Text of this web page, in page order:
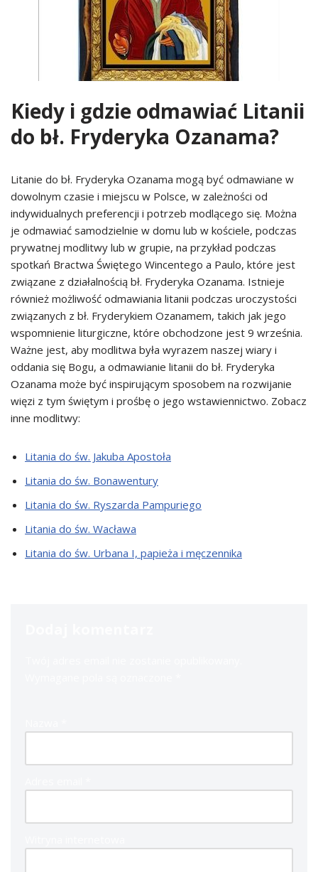
Kiedy i gdzie odmawiać Litanii
do bł. Fryderyka Ozanama?
Litanie do bł. Fryderyka Ozanama mogą być odmawiane w
dowolnym czasie i miejscu w Polsce, w zależności od
indywidualnych preferencji i potrzeb modlącego się. Można
je odmawiać samodzielnie w domu lub w kościele, podczas
prywatnej modlitwy lub w grupie, na przykład podczas
spotkań Bractwa Świętego Wincentego a Paulo, które jest
związane z działalnością bł. Fryderyka Ozanama. Istnieje
również możliwość odmawiania litanii podczas uroczystości
związanych z bł. Fryderykiem Ozanamem, takich jak jego
wspomnienie liturgiczne, które obchodzone jest 9 września.
Ważne jest, aby modlitwa była wyrazem naszej wiary i
oddania się Bogu, a odmawianie litanii do bł. Fryderyka
Ozanama może być inspirującym sposobem na rozwijanie
więzi z tym świętym i prośbę o jego wstawiennictwo. Zobacz
inne modlitwy:
Litania do św. Jakuba Apostoła
Litania do św. Bonawentury
Litania do św. Ryszarda Pampuriego
Litania do św. Wacława
Litania do św. Urbana I, papieża i męczennika